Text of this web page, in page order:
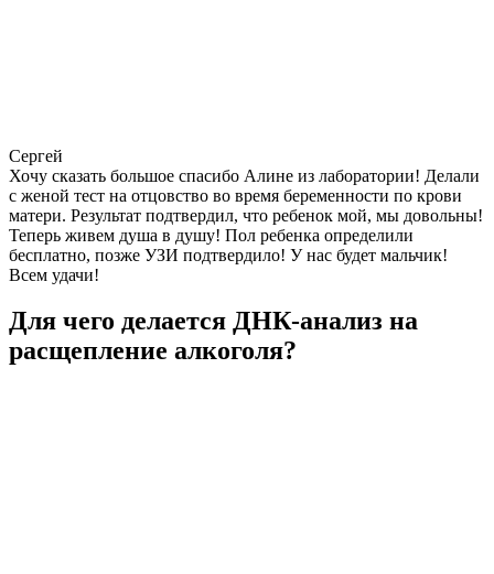
Сергей
Хочу сказать большое спасибо Алине из лаборатории! Делали
с женой тест на отцовство во время беременности по крови
матери. Результат подтвердил, что ребенок мой, мы довольны!
Теперь живем душа в душу! Пол ребенка определили
бесплатно, позже УЗИ подтвердило! У нас будет мальчик!
Всем удачи!
Для чего делается ДНК-анализ на
расщепление алкоголя?